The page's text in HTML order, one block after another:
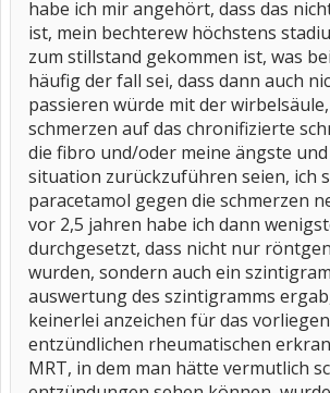
habe ich mir angehört, dass das
ist, mein bechterew höchstens
zum stillstand gekommen ist, was
häufig der fall sei, dass dann auch
passieren würde mit der
schmerzen auf das chronifizierte
die fibro und/oder meine ängste und
situation zurückzuführen seien, ich
paracetamol gegen die schmerzen
vor 2,5 jahren habe ich dann
durchgesetzt, dass nicht nur
wurden, sondern auch ein
auswertung des szintigramms
keinerlei anzeichen für das
entzündlichen rheumatischen
MRT, in dem man hätte vermutlich